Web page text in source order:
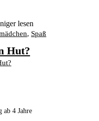
lesen
, Spaß
Hut?
ab 4 Jahre